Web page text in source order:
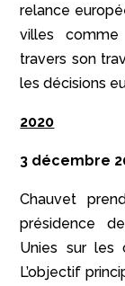
relance
villes
travers son
les décisions
2020
3 décembre
Chauvet
présidence
Unies sur les
L’objectif